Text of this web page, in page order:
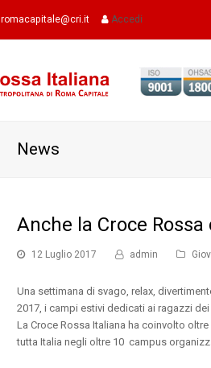
romacapitale@cri.it Accedi
News
Anche la Croce
12 Luglio 2017 admin
Una settimana di svago, relax,
2017, i campi estivi dedicati ai ragazzi
La Croce Rossa Italiana ha coinvolto
tutta Italia negli oltre 10 campus